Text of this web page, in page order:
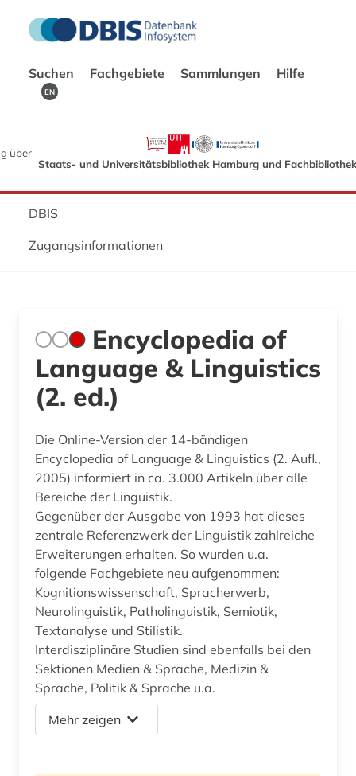
Suchen Fachgebiete Sammlungen Hilfe
EN
über
Staats- und Universitätsbibliothek Hamburg und
DBIS
Zugangsinformationen
Encyclopedia of
Language & Linguistics
(2. ed.)
Die Online-Version der 14-bändigen
Encyclopedia of Language & Linguistics (2. Aufl.,
2005) informiert in ca. 3.000 Artikeln über alle
Bereiche der Linguistik.
Gegenüber der Ausgabe von 1993 hat dieses
zentrale Referenzwerk der Linguistik zahlreiche
Erweiterungen erhalten. So wurden u.a.
folgende Fachgebiete neu aufgenommen:
Kognitionswissenschaft, Spracherwerb,
Neurolinguistik, Patholinguistik, Semiotik,
Textanalyse und Stilistik.
Interdisziplinäre Studien sind ebenfalls bei den
Sektionen Medien & Sprache, Medizin &
Sprache, Politik & Sprache u.a.
Mehr zeigen